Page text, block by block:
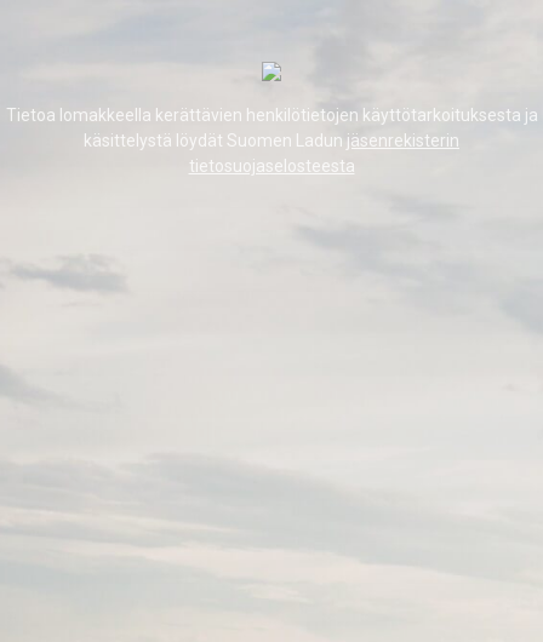
Tietoa lomakkeella kerättävien henkilötietojen käyttötarkoituksesta ja
käsittelystä löydät Suomen Ladun jäsenrekisterin
tietosuojaselosteesta